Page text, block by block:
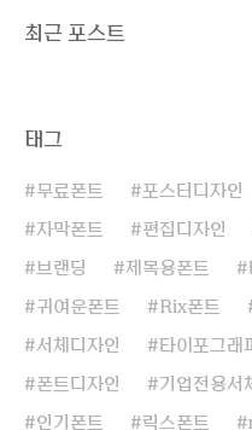
최근 포스트
태그
무료폰트 포스터디자인
자막폰트 편집디자인
브랜딩 제목용폰트
귀여운폰트 Rix폰트
서체디자인 타이포그래
폰트디자인 기업전용서체
인기폰트 릭스폰트